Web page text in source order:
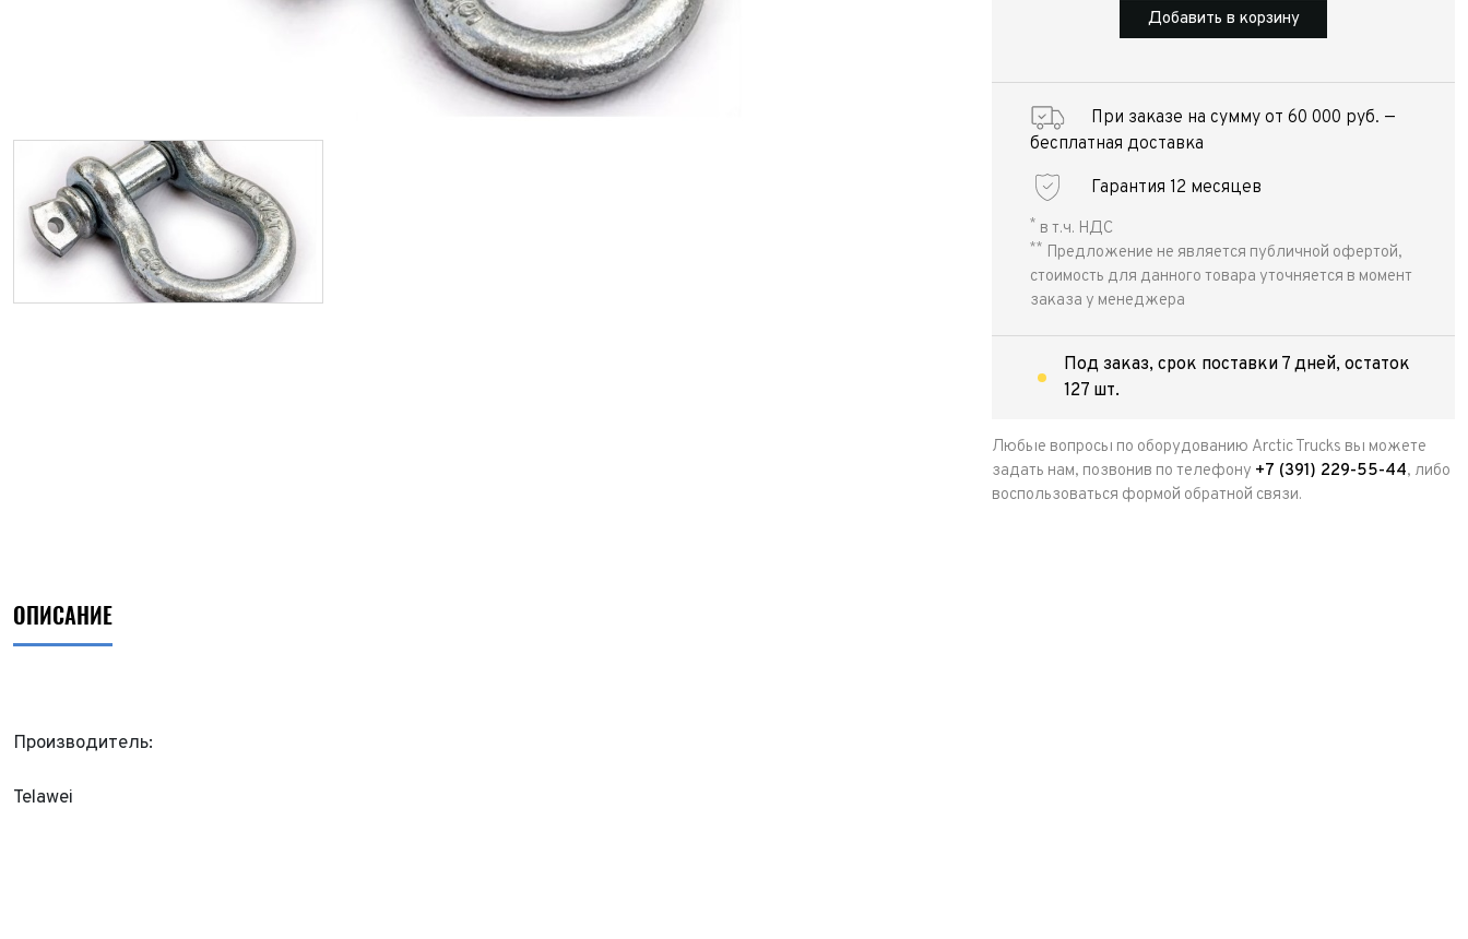
Добавить в корзину
При заказе на сумму от 60 000 руб. —
бесплатная доставка
Гарантия 12 месяцев
* в т.ч. НДС
** Предложение не является публичной офертой,
стоимость для данного товара уточняется в момент
заказа у менеджера
Под заказ, срок поставки 7 дней, остаток
127 шт.
Любые вопросы по оборудованию Arctic Trucks вы можете
задать нам, позвонив по телефону +7 (391) 229-55-44, либо
воспользоваться формой обратной связи.
ОПИСАНИЕ
Производитель:
Telawei